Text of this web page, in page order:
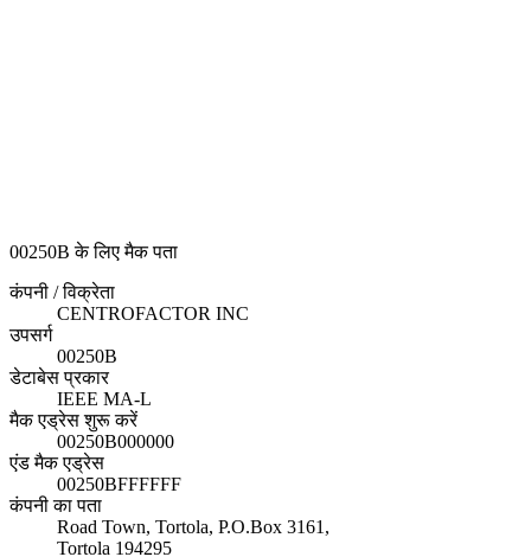
00250B के लिए मैक पता
कंपनी / विक्रेता
CENTROFACTOR INC
उपसर्ग
00250B
डेटाबेस प्रकार
IEEE MA-L
मैक एड्रेस शुरू करें
00250B000000
एंड मैक एड्रेस
00250BFFFFFF
कंपनी का पता
Road Town, Tortola, P.O.Box 3161,
Tortola 194295